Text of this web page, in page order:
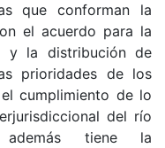
que conforman la
el acuerdo para la
y la distribución de
prioridades de los
cumplimiento de lo
del río
además tiene la